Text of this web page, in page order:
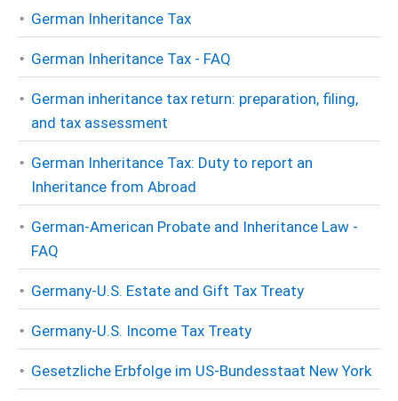
German Inheritance Tax
German Inheritance Tax - FAQ
German inheritance tax return: preparation, filing,
and tax assessment
German Inheritance Tax: Duty to report an
Inheritance from Abroad
German-American Probate and Inheritance Law -
FAQ
Germany-U.S. Estate and Gift Tax Treaty
Germany-U.S. Income Tax Treaty
Gesetzliche Erbfolge im US-Bundesstaat New York